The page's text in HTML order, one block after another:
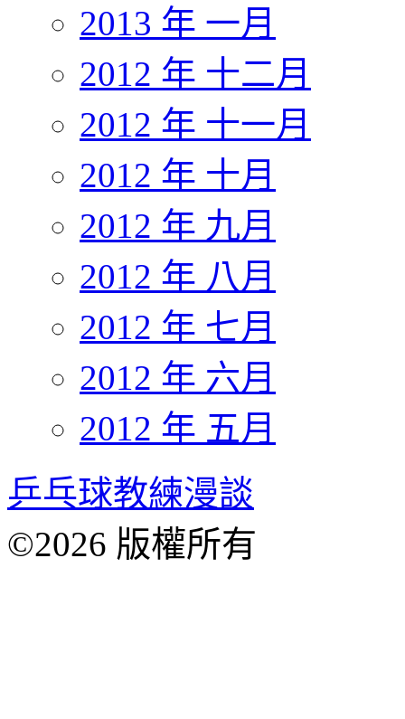
2013 年 一月
2012 年 十二月
2012 年 十一月
2012 年 十月
2012 年 九月
2012 年 八月
2012 年 七月
2012 年 六月
2012 年 五月
乒乓球教練漫談
©2026 版權所有